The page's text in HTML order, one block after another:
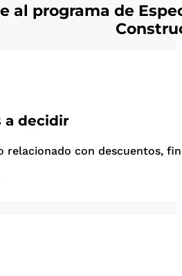
al programa de
a decidir
relacionado con descuentos,